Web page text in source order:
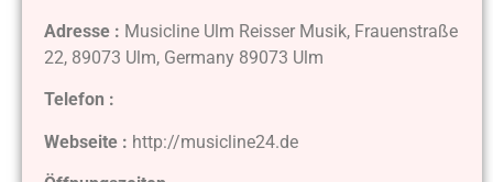
Adresse : Musicline Ulm Reisser Musik, Frauenstraße
22, 89073 Ulm, Germany 89073 Ulm
Telefon :
Webseite : http://musicline24.de